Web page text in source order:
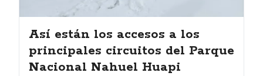
Así están los accesos a los
principales circuitos del Parque
Nacional Nahuel Huapi